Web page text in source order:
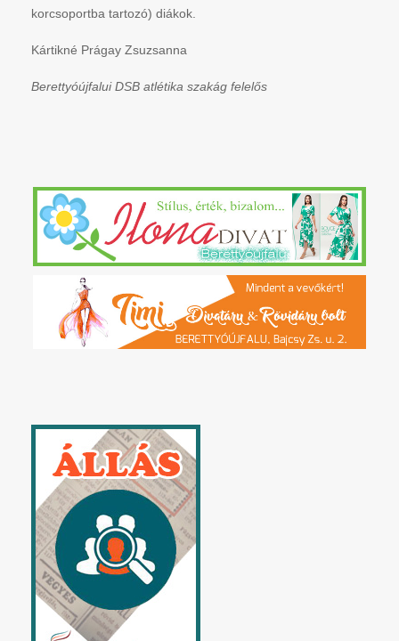
korcsoportba tartozó) diákok.
Kártikné Prágay Zsuzsanna
Berettyóújfalui DSB atlétika szakág felelős